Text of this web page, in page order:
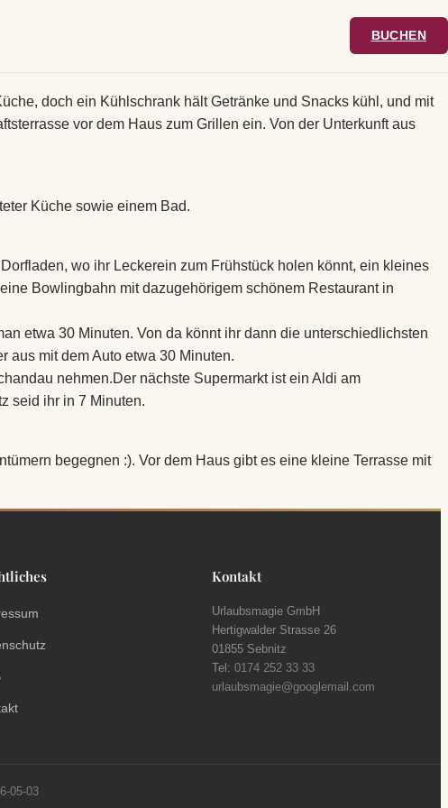
BUCHEN
doch ein Kühlschrank hält Getränke und Snacks kühl, und mit
vor dem Haus zum Grillen ein. Von der Unterkunft aus
Küche sowie einem Bad.
wo ihr Leckerein zum Frühstück holen könnt, ein kleines
Bowlingbahn mit dazugehörigem schönem Restaurant in
etwa 30 Minuten. Von da könnt ihr dann die unterschiedlichsten
aus mit dem Auto etwa 30 Minuten.
nehmen.Der nächste Supermarkt ist ein Aldi am
seid ihr in 7 Minuten.
begegnen :). Vor dem Haus gibt es eine kleine Terrasse mit
Kontakt
Urlaubsmagie GmbH
Hertigwalder Strasse 26
01855 Sebnitz
Tel: 0174 252 33 33
urlaubsmagie@googlemail.com
05-03